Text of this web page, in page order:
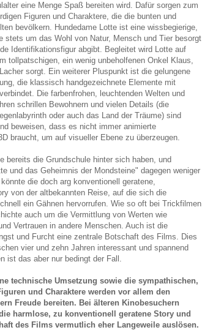
eine Menge Spaß bereiten wird. Dafür sorgen zum
Figuren und Charaktere, die die bunten und
bevölkern. Hundedame Lotte ist eine wissbegierige,
stets um das Wohl von Natur, Mensch und Tier besorgt
Identifikationsfigur abgibt. Begleitet wird Lotte auf
tollpatschigen, ein wenig unbeholfenen Onkel Klaus,
sorgt. Ein weiterer Pluspunkt ist die gelungene
die klassisch handgezeichnete Elemente mit
Die farbenfrohen, leuchtenden Welten und
schrillen Bewohnern und vielen Details (die
oder auch das Land der Träume) sind
beweisen, dass es nicht immer animierte
braucht, um auf visueller Ebene zu überzeugen.
bereits die Grundschule hinter sich haben, und
und das Geheimnis der Mondsteine" dagegen weniger
die doch arg konventionell geratene,
von der altbekannten Reise, auf die sich die
ein Gähnen hervorrufen. Wie so oft bei Trickfilmen
auch um die Vermittlung von Werten wie
Vertrauen in andere Menschen. Auch ist die
und Furcht eine zentrale Botschaft des Films. Dies
vier und zehn Jahren interessant und spannend
ist das aber nur bedingt der Fall.
technische Umsetzung sowie die sympathischen,
und Charaktere werden vor allem den
Freude bereiten. Bei älteren Kinobesuchern
harmlose, zu konventionell geratene Story und
des Films vermutlich eher Langeweile auslösen.